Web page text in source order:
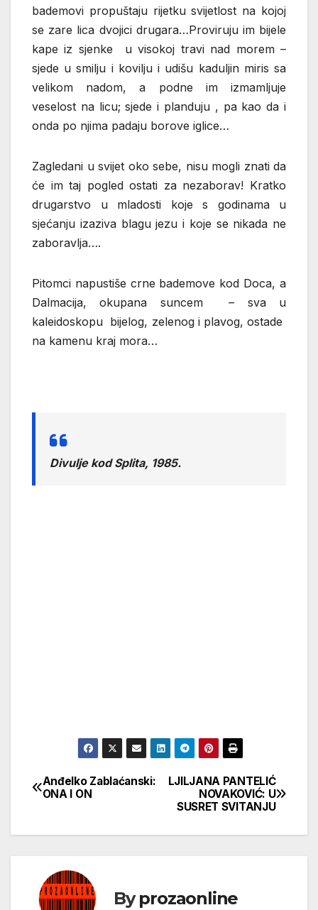
bademovi propuštaju rijetku svijetlost na kojoj
se zare lica dvojici drugara…Proviruju im bijele
kape iz sjenke u visokoj travi nad morem –
sjede u smilju i kovilju i udišu kaduljin miris sa
velikom nadom, a podne im izmamljuje
veselost na licu; sjede i planduju , pa kao da i
onda po njima padaju borove iglice…
Zagledani u svijet oko sebe, nisu mogli znati da
će im taj pogled ostati za nezaborav! Kratko
drugarstvo u mladosti koje s godinama u
sjećanju izaziva blagu jezu i koje se nikada ne
zaboravlja….
Pitomci napustiše crne bademove kod Doca, a
Dalmacija, okupana suncem – sva u
kaleidoskopu bijelog, zelenog i plavog, ostade
na kamenu kraj mora…
Divulje kod Splita, 1985.
Кретање
LJILJANA PANTELIĆ
NOVAKOVIĆ: U
SUSRET SVITANJU
Anđelko Zablaćanski:
ONA I ON
Byprozaonline